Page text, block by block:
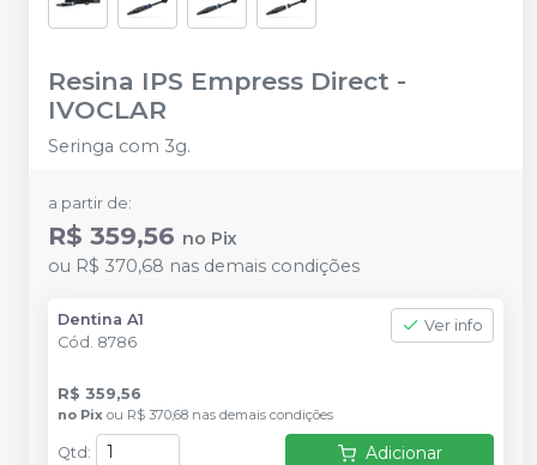
Resina IPS Empress Direct -
IVOCLAR
Seringa com 3g.
a partir de:
R$ 359,56 no Pix
ou R$ 370,68 nas demais condições
Dentina A1
Cód. 8786
Ver info
R$ 359,56
no Pix ou R$ 370,68 nas demais condições
Qtd : Adicionar